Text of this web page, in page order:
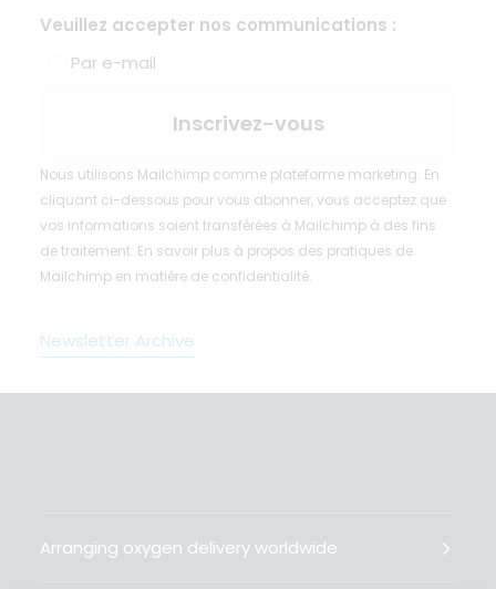
Veuillez accepter nos communications :
Par e-mail
Nous utilisons Mailchimp comme plateforme marketing. En
cliquant ci-dessous pour vous abonner, vous acceptez que
vos informations soient transférées à Mailchimp à des fins
de traitement. En savoir plus à propos des pratiques de
Mailchimp en matière de confidentialité.
Newsletter Archive
Arranging oxygen delivery worldwide